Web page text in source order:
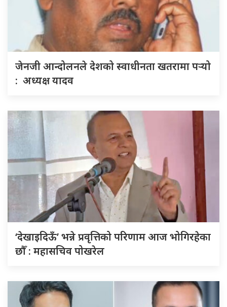
जेनजी आन्दोलनले देशको स्वाधीनता खतरामा पर्‍यो
: अध्यक्ष यादव
‘देखाइदिऊँ’ भन्ने प्रवृत्तिको परिणाम आज भोगिरहेका
छौँ : महासचिव पोखरेल